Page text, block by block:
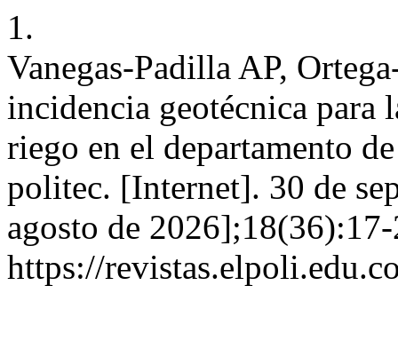
1.
Vanegas-Padilla AP,
incidencia geotécnica para
riego en el departamento
politec. [Internet]. 30 de
agosto de
https://